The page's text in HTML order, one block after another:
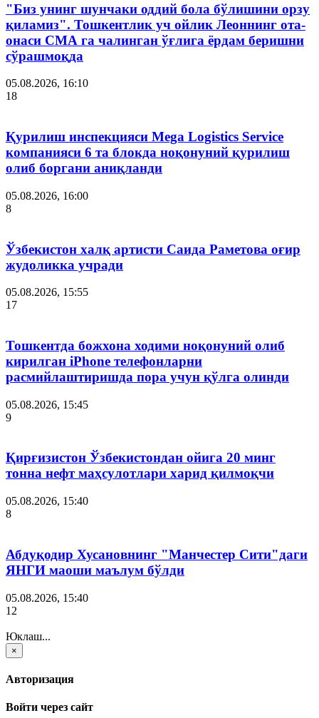
"Биз унинг шунчаки оддий бола бўлишини орзу
қиламиз". Тошкентлик уч ойлик Леоннинг ота-
онаси СМА га чалинган ўғлига ёрдам беришни
сўрашмоқда
05.08.2026, 16:10
18
Қурилиш инспекцияси Мega Logistics Service
компанияси 6 та блокда ноқонуний қурилиш
олиб боргани аниқланди
05.08.2026, 16:00
8
Ўзбекистон халқ артисти Саида Раметова оғир
жудоликка учради
05.08.2026, 15:55
17
Тошкентда божхона ходими ноқонуний олиб
кирилган iPhone телефонларни
расмийлаштиришда пора учун қўлга олинди
05.08.2026, 15:45
9
Қирғизистон Ўзбекистондан ойига 20 минг
тонна нефт маҳсулотлари харид қилмоқчи
05.08.2026, 15:40
8
Абдуқодир Хусановнинг "Манчестер Сити"даги
ЯНГИ маоши маълум бўлди
05.08.2026, 15:40
12
Юклаш...
×
Авторизация
Войти через сайт